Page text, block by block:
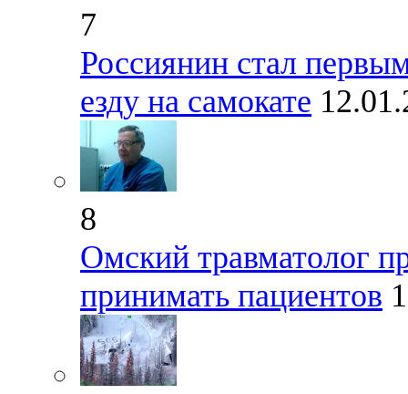
7
Россиянин стал
езду на самокате
8
Омский травматолог
принимать пациентов